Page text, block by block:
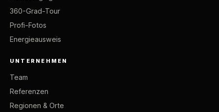
360-Grad-Tour
Profi-Fotos
Energieausweis
UNTERNEHMEN
Team
Referenzen
Regionen & Orte